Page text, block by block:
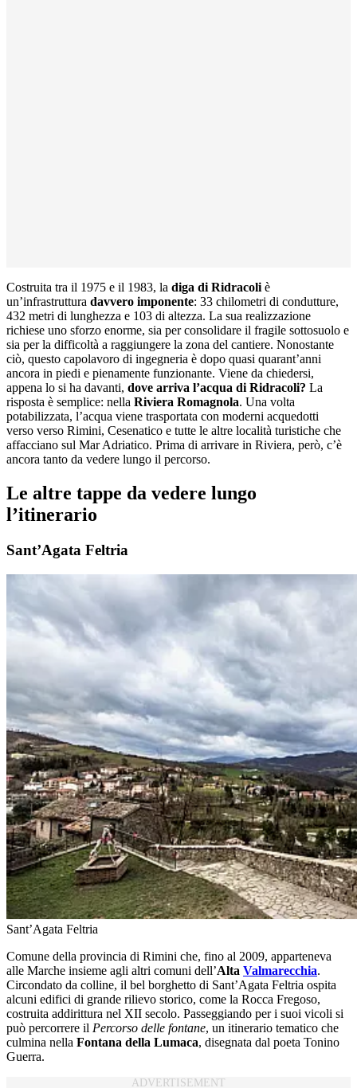
Costruita tra il 1975 e il 1983, la diga di Ridracoli è
un’infrastruttura davvero imponente: 33 chilometri di condutture,
432 metri di lunghezza e 103 di altezza. La sua realizzazione
richiese uno sforzo enorme, sia per consolidare il fragile sottosuolo e
sia per la difficoltà a raggiungere la zona del cantiere. Nonostante
ciò, questo capolavoro di ingegneria è dopo quasi quarant’anni
ancora in piedi e pienamente funzionante. Viene da chiedersi,
appena lo si ha davanti, dove arriva l’acqua di Ridracoli? La
risposta è semplice: nella Riviera Romagnola. Una volta
potabilizzata, l’acqua viene trasportata con moderni acquedotti
verso verso Rimini, Cesenatico e tutte le altre località turistiche che
affacciano sul Mar Adriatico. Prima di arrivare in Riviera, però, c’è
ancora tanto da vedere lungo il percorso.
Le altre tappe da vedere lungo
l’itinerario
Sant’Agata Feltria
Sant’Agata Feltria
Comune della provincia di Rimini che, fino al 2009, apparteneva
alle Marche insieme agli altri comuni dell’Alta Valmarecchia.
Circondato da colline, il bel borghetto di Sant’Agata Feltria ospita
alcuni edifici di grande rilievo storico, come la Rocca Fregoso,
costruita addirittura nel XII secolo. Passeggiando per i suoi vicoli si
può percorrere il Percorso delle fontane, un itinerario tematico che
culmina nella Fontana della Lumaca, disegnata dal poeta Tonino
Guerra.